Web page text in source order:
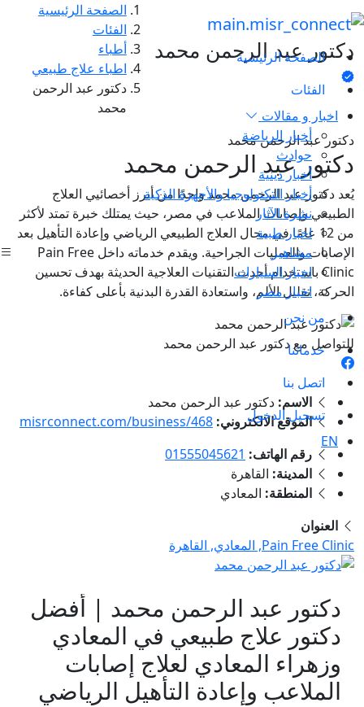
الصفحة الرئيسية
الفئات
اخبار و مقالات
أخبار الرياضة
حوادث
أخبار دينية
أخبار التكنولوجيا والأجهزة الذكية
نشرة الآثار
اخبار طبية
مشاهير
اخبار السيارات
اخبار مصر
من نحن
خدماتنا
اتصل بنا
تسجيل الدخول
EN
دكتور عبد الرحمن محمد
الصفحة الرئيسية
الفئات
أطباء
اطباء علاج طبيعي
دكتور عبد الرحمن
محمد
دكتور عبد الرحمن محمد
دكتور عبد الرحمن محمد
يُعد دكتور عبد الرحمن محمد واحدًا من أبرز أخصائيي العلاج
الطبيعي وإصابات الملاعب في مصر، حيث يمتلك خبرة تمتد لأكثر
من 12 عامًا في مجال العلاج الطبيعي الرياضي وإعادة التأهيل بعد
الإصابات والعمليات الجراحية. ويقدم خدماته داخل Pain Free
Clinic باستخدام أحدث التقنيات العلاجية الحديثة بهدف تحسين
الحركة، تقليل الألم، واستعادة القدرة البدنية بأعلى كفاءة.
للتواصل مع دكتور عبد الرحمن محمد
الاسم: دكتور عبد الرحمن محمد
الموقع الالكتروني: misrconnect.com/business/468
رقم الهاتف: 01555045621
المدينة: القاهرة
المنطقة: المعادي
العنوان
Pain Free Clinic, المعادي, القاهرة
دكتور عبد الرحمن محمد | أفضل
دكتور علاج طبيعي في المعادي
وزهراء المعادي لعلاج إصابات
الملاعب وإعادة التأهيل الرياضي